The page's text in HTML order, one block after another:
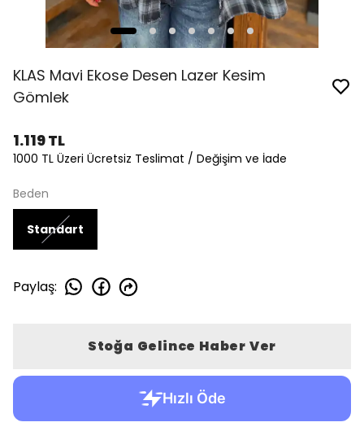
KLAS Mavi Ekose Desen Lazer Kesim
Gömlek
1.119 TL
1000 TL Üzeri Ücretsiz Teslimat / Değişim ve İade
Beden
Standart
Paylaş:
Stoğa Gelince Haber Ver